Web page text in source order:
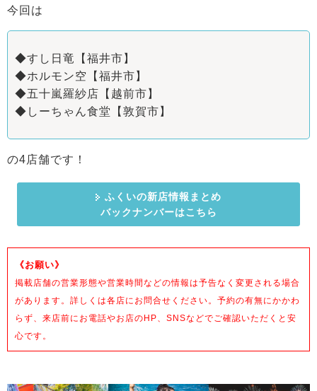
今回は
◆すし日竜
【福井市】
◆ホルモン空
【福井市】
◆五十嵐羅紗店 【越前市】
◆ しーちゃん食堂 【敦賀市】
の4店舗です！
ふくいの新店情報まとめ
バックナンバーはこちら
《お願い》
掲載店舗の営業形態や営業時間などの情報は予告なく変更される場合
があります。詳しくは各店にお問合せください。予約の有無にかかわ
らず、来店前にお電話やお店のHP、SNSなどでご確認いただくと安
心です。